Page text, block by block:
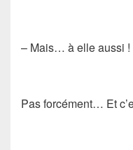
– Mais… à elle aussi !
Pas forcément… Et